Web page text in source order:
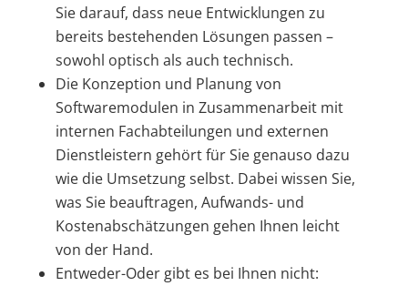
Sie darauf, dass neue Entwicklungen zu
bereits bestehenden Lösungen passen –
sowohl optisch als auch technisch.
Die Konzeption und Planung von
Softwaremodulen in Zusammenarbeit mit
internen Fachabteilungen und externen
Dienstleistern gehört für Sie genauso dazu
wie die Umsetzung selbst. Dabei wissen Sie,
was Sie beauftragen, Aufwands- und
Kostenabschätzungen gehen Ihnen leicht
von der Hand.
Entweder-Oder gibt es bei Ihnen nicht: